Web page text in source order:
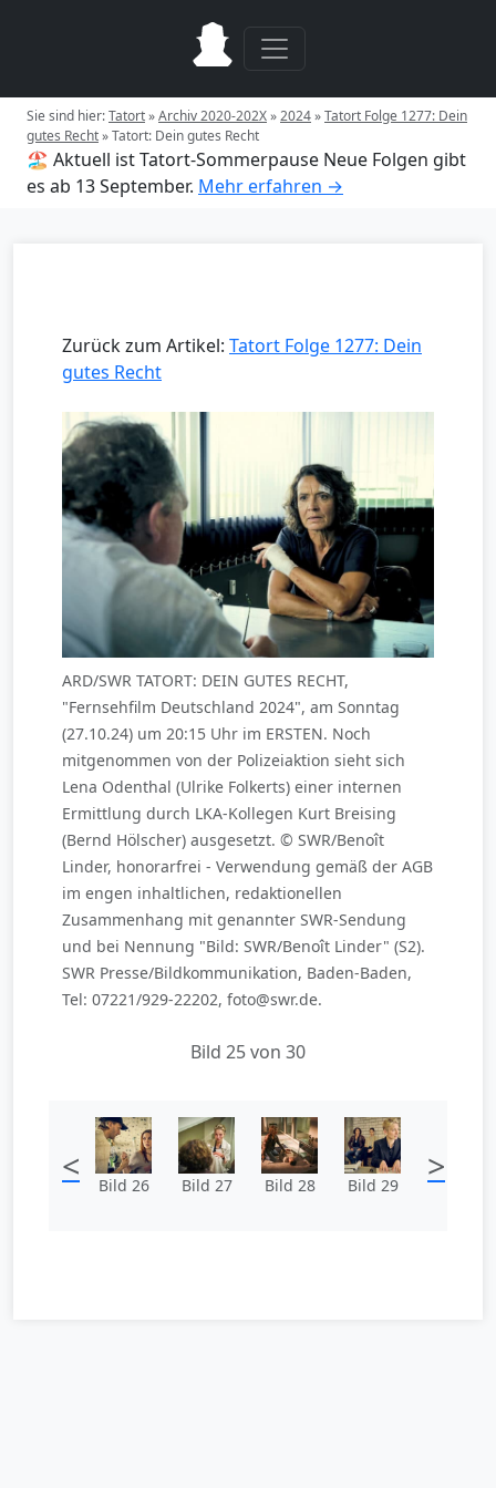
Sie sind hier:Tatort»Archiv 2020-202X»2024»Tatort Folge 1277: Dein
gutes Recht»Tatort: Dein gutes Recht
🏖️ Aktuell ist Tatort-Sommerpause Neue Folgen gibt
es ab 13 September. Mehr erfahren →
Zurück zum Artikel: Tatort Folge 1277: Dein
gutes Recht
ARD/SWR TATORT: DEIN GUTES RECHT,
"Fernsehfilm Deutschland 2024", am Sonntag
(27.10.24) um 20:15 Uhr im ERSTEN. Noch
mitgenommen von der Polizeiaktion sieht sich
Lena Odenthal (Ulrike Folkerts) einer internen
Ermittlung durch LKA-Kollegen Kurt Breising
(Bernd Hölscher) ausgesetzt. © SWR/Benoît
Linder, honorarfrei - Verwendung gemäß der AGB
im engen inhaltlichen, redaktionellen
Zusammenhang mit genannter SWR-Sendung
und bei Nennung "Bild: SWR/Benoît Linder" (S2).
SWR Presse/Bildkommunikation, Baden-Baden,
Tel: 07221/929-22202, foto@swr.de.
Bild 25 von 30
< Bild 26 Bild 27 Bild 28 Bild 29 >